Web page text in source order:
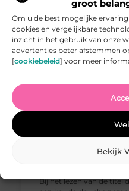
groot
Om u de best mogelijke
cookies en vergelijkbare
inzicht in het gebruik van onze
advertenties beter afstemmen
[cookiebeleid] voor meer
Bekijk
De voordelen
Bij het lezen van de titel